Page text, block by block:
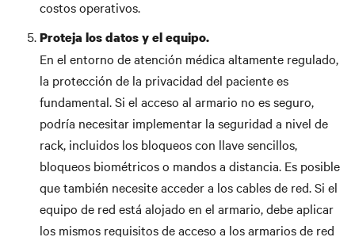
costos operativos.
Proteja los datos y el equipo.
En el entorno de atención médica altamente regulado,
la protección de la privacidad del paciente es
fundamental. Si el acceso al armario no es seguro,
podría necesitar implementar la seguridad a nivel de
rack, incluidos los bloqueos con llave sencillos,
bloqueos biométricos o mandos a distancia. Es posible
que también necesite acceder a los cables de red. Si el
equipo de red está alojado en el armario, debe aplicar
los mismos requisitos de acceso a los armarios de red